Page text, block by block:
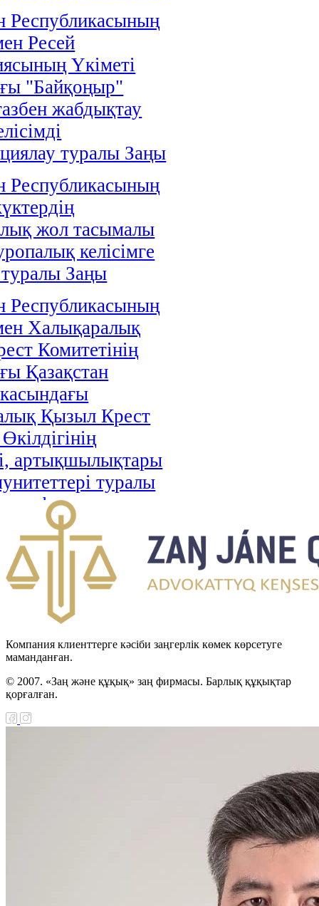
Республикасының
Ресей
Үкіметі
"Байқоңыр"
жабдықтау
туралы Заңы
Республикасының
жол тасымалы
келісімге
Заңы
Республикасының
Халықаралық
Комитетінің
Қазақстан
Қызыл Крест
артықшылықтары
туралы
Республикасы мен
арасындағы
Түрікмен
шекарасын
келісімді
туралы Заңы
Республикасы мен
Корольдігі
Компания клиенттерге кәсіби заңгерлік көмек көрсетуге
маманданған.
© 2007. «Заң және құқық» заң фирмасы. Барлық құқықтар
қорғалған.